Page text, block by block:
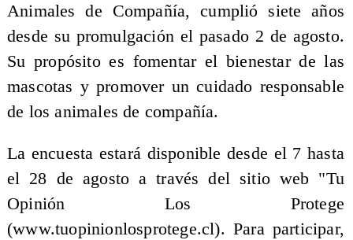
Animales de Compañía, cumplió siete años
desde su promulgación el pasado 2 de agosto.
Su propósito es fomentar el bienestar de las
mascotas y promover un cuidado responsable
de los animales de compañía.
La encuesta estará disponible desde el 7 hasta
el 28 de agosto a través del sitio web "Tu
Opinión Los Protege
(www.tuopinionlosprotege.cl). Para participar,